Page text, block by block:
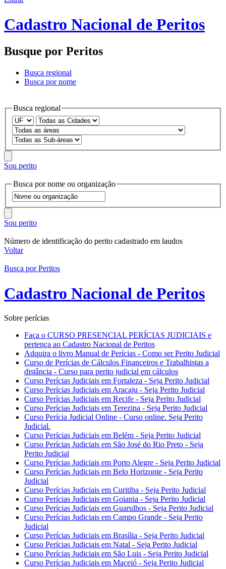
Cadastro Nacional de Peritos
Busque por Peritos
Busca regional
Busca por nome
Busca regional
Sou perito
Busca por nome ou organização
Sou perito
Número de identificação do perito cadastrado em laudos
Voltar
Busca por Peritos
Cadastro Nacional de Peritos
Sobre perícias
Faça o CURSO PRESENCIAL PERÍCIAS JUDICIAIS e
pertença ao Cadastro Nacional de Peritos
Adquira o livro Manual de Perícias - Como ser Perito Judicial
Curso de Perícias de Cálculos Financeiros e Trabalhistas a
distância - Curso para perito judicial em cálculos
Curso Perícias Judiciais em Fortaleza - Seja Perito Judicial
Curso Perícias Judiciais em Aracaju - Seja Perito Judicial
Curso Perícias Judiciais em Recife - Seja Perito Judicial
Curso Perícias Judiciais em Terezina - Seja Perito Judicial
Curso Perícia Judicial Online - Curso online. Seja Perito
Judicial.
Curso Perícias Judiciais em Belém - Seja Perito Judicial
Curso Perícias Judiciais em São José do Rio Preto - Seja
Perito Judicial
Curso Perícias Judiciais em Porto Alegre - Seja Perito Judicial
Curso Perícias Judiciais em Belo Horizonte - Seja Perito
Judicial
Curso Perícias Judiciais em Curitiba - Seja Perito Judicial
Curso Perícias Judiciais em Goiania - Seja Perito Judicial
Curso Perícias Judiciais em Guarulhos - Seja Perito Judicial
Curso Perícias Judiciais em Campo Grande - Seja Perito
Judicial
Curso Perícias Judiciais em Brasília - Seja Perito Judicial
Curso Perícias Judiciais em Natal - Seja Perito Judicial
Curso Perícias Judiciais em São Luis - Seja Perito Judicial
Curso Perícias Judiciais em Maceió - Seja Perito Judicial